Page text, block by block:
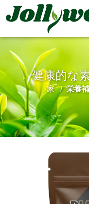
便秘緩和 減量食事
心臓血管治
錠剤
液体飲料
健康的な
家 栄養